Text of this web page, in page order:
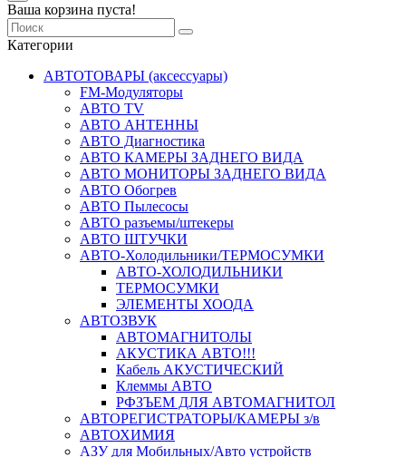
Ваша корзина пуста!
Категории
АВТОТОВАРЫ (аксессуары)
FM-Модуляторы
АВТО TV
АВТО АНТЕННЫ
АВТО Диагностика
АВТО КАМЕРЫ ЗАДНЕГО ВИДА
АВТО МОНИТОРЫ ЗАДНЕГО ВИДА
АВТО Обогрев
АВТО Пылесосы
АВТО разъемы/штекеры
АВТО ШТУЧКИ
АВТО-Холодильники/ТЕРМОСУМКИ
АВТО-ХОЛОДИЛЬНИКИ
ТЕРМОСУМКИ
ЭЛЕМЕНТЫ ХООДА
АВТОЗВУК
АВТОМАГНИТОЛЫ
АКУСТИКА АВТО!!!
Кабель АКУСТИЧЕСКИЙ
Клеммы АВТО
РФЗЪЕМ ДЛЯ АВТОМАГНИТОЛ
АВТОРЕГИСТРАТОРЫ/КАМЕРЫ з/в
АВТОХИМИЯ
АЗУ для Мобильных/Авто устройств